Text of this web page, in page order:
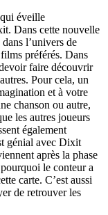
éveille
Dans cette nouvelle
l’univers de
préférés. Dans
faire découvrir
Pour cela, un
et à votre
chanson ou autre,
les autres joueurs
également
génial avec Dixit
après la phase
le conteur a
carte. C’est aussi
de retrouver les